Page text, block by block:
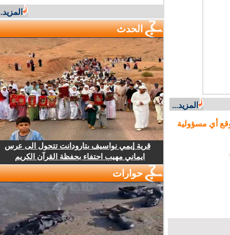
المزيد...
أي مسؤولية
المزيد...
الحدث
قرية إيمي نواسيف بتارودانت تتحول الى عرس
ايماني مهيب احتفاء بحفظة القرآن الكريم
حوارات